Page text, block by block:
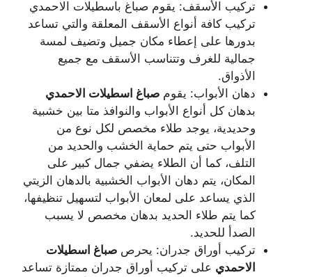
تركيب الأسقف: يقوم صباغ باسطيلات الاحمدي
تركيب كافة أنواع الأسقف المعلقة والتي تساعد
بدورها على إعطاء مكان جميل وتضيف لمسة
جمالية للغرف وتتناسب الأسقف مع جميع
الأذواق.
دهان الأبواب: يقوم صباغ اسطيلات الاحمدي
بدهان كل أنواع الأبواب والنوافذ متا بين خشبية
وحديدية، يوجد طلاء مخصص لكل نوع من
الأبواب حتى يتم حماية الخشب والحديد من
التلف، كما أن الطلاء يضفي جمال كبير على
المكان، يتم دهان الأبواب الخشبية بالدهان الزيتي
الذي يساعد على لمعان الأبواب لتسهيل تنظيفها،
كما يتم طلاء الحديد بدهان مخصص لا يسبب
الصدأ للحديد.
تركيب أوراق جدران: يحرص صباغ اسطيلات
الاحمدي على تركيب أوراق جدران ممتازة تساعد